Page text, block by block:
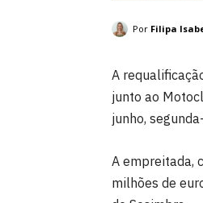
Por Filipa
A
junto ao
junho,
A empreitada,
milhões de